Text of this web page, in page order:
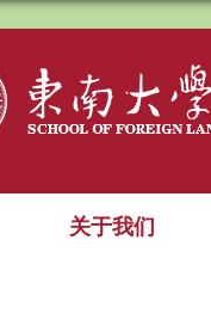
关于我们